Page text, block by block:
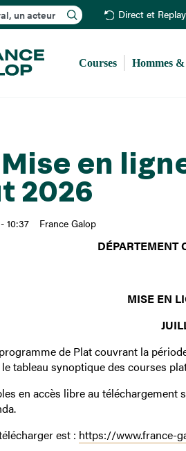
Direct et
Courses Hommes
Mise en
2026
10:37 France Galop
DÉPARTEMENT
MISE EN
de Plat couvrant la
tableau synoptique des courses
en accès libre au téléchargement
est : https://www.france-